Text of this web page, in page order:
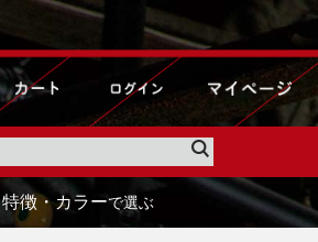
特徴・カラーで選ぶ